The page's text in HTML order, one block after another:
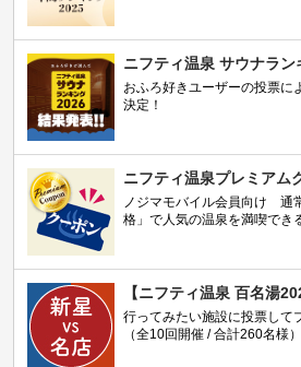
ニフティ温泉 サウナラン
おふろ好きユーザーの投票に
決定！
ニフティ温泉プレミアム
ノジマモバイル会員向け 通
格」で人気の温泉を満喫でき
【ニフティ温泉 百名湯
行ってみたい施設に投票して
（全10回開催 / 合計260名様）